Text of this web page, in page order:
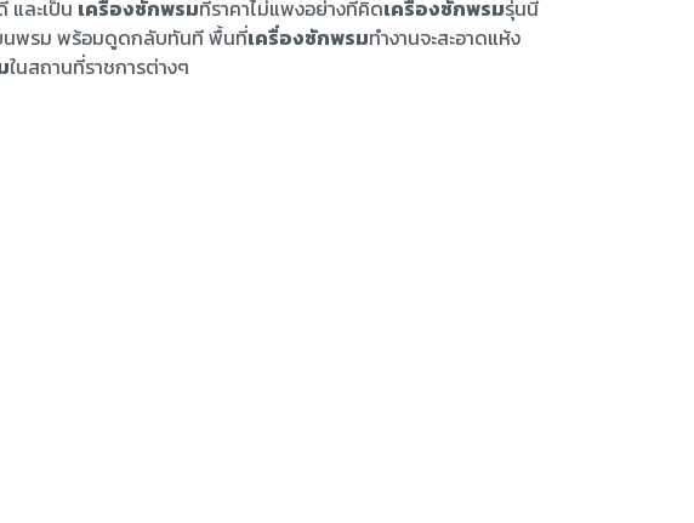
และเป็น เครื่องซักพรมที่ราคาไม่แพงอย่างที่คิดเครื่องซักพรมรุ่นนี้
นพรม พร้อมดูดกลับทันที พื้นที่เครื่องซักพรมทำงานจะสะอาดแห้ง
ในสถานที่ราชการต่างๆ